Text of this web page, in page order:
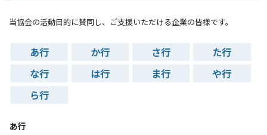
当協会の活動目的に賛同し、ご支援いただける企業の皆様です。
あ行 か行 さ行
た行
な行
は行 ま行
や行
ら行
あ行